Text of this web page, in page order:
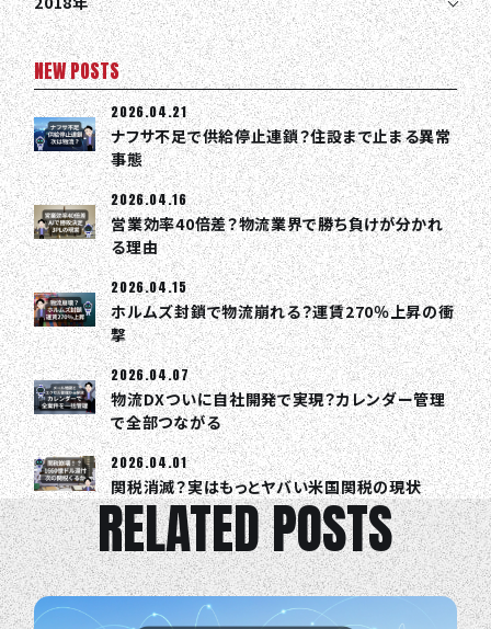
TOP
ABOUT HPS Value
SERVICES
COMPANY
RECRUIT
COLUMN
NEWS
CONTACT
NEW POSTS
2026.04.21
ナフサ不足で供給停止連鎖？住設まで止まる異常
事態
2026.04.16
営業効率40倍差？物流業界で勝ち負けが分かれ
る理由
2026.04.15
ホルムズ封鎖で物流崩れる？運賃270％上昇の衝
撃
2026.04.07
物流DXついに自社開発で実現？カレンダー管理
で全部つながる
2026.04.01
関税消滅？実はもっとヤバい米国関税の現状
RELATED POSTS